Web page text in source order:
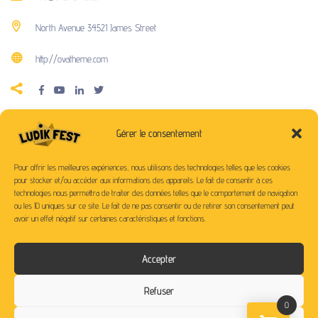
Gérer le consentement
Pour offrir les meilleures expériences, nous utilisons des technologies telles que les cookies
pour stocker et/ou accéder aux informations des appareils. Le fait de consentir à ces
technologies nous permettra de traiter des données telles que le comportement de navigation
ou les ID uniques sur ce site. Le fait de ne pas consentir ou de retirer son consentement peut
avoir un effet négatif sur certaines caractéristiques et fonctions.
Accepter
Refuser
North Avenue 34521 James Street
http://ovatheme.com
0